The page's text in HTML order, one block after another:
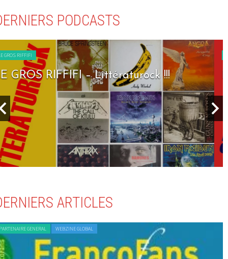
PODCASTS
LE GROS RIFFIFI
LE GROS RIFFIFI – Seven Days To Rock !!!
ARTICLES
GENERAL WEBZINE GLOBAL